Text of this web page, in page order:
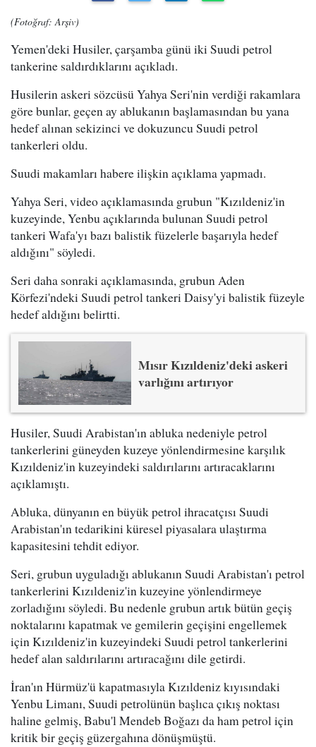
(Fotoğraf: Arşiv)
Yemen'deki Husiler, çarşamba günü iki Suudi petrol
tankerine saldırdıklarını açıkladı.
Husilerin askeri sözcüsü Yahya Seri'nin verdiği rakamlara
göre bunlar, geçen ay ablukanın başlamasından bu yana
hedef alınan sekizinci ve dokuzuncu Suudi petrol
tankerleri oldu.
Suudi makamları habere ilişkin açıklama yapmadı.
Yahya Seri, video açıklamasında grubun "Kızıldeniz'in
kuzeyinde, Yenbu açıklarında bulunan Suudi petrol
tankeri Wafa'yı bazı balistik füzelerle başarıyla hedef
aldığını" söyledi.
Seri daha sonraki açıklamasında, grubun Aden
Körfezi'ndeki Suudi petrol tankeri Daisy'yi balistik füzeyle
hedef aldığını belirtti.
Mısır Kızıldeniz'deki askeri
varlığını artırıyor
Husiler, Suudi Arabistan'ın abluka nedeniyle petrol
tankerlerini güneyden kuzeye yönlendirmesine karşılık
Kızıldeniz'in kuzeyindeki saldırılarını artıracaklarını
açıklamıştı.
Abluka, dünyanın en büyük petrol ihracatçısı Suudi
Arabistan'ın tedarikini küresel piyasalara ulaştırma
kapasitesini tehdit ediyor.
Seri, grubun uyguladığı ablukanın Suudi Arabistan'ı petrol
tankerlerini Kızıldeniz'in kuzeyine yönlendirmeye
zorladığını söyledi. Bu nedenle grubun artık bütün geçiş
noktalarını kapatmak ve gemilerin geçişini engellemek
için Kızıldeniz'in kuzeyindeki Suudi petrol tankerlerini
hedef alan saldırılarını artıracağını dile getirdi.
İran'ın Hürmüz'ü kapatmasıyla Kızıldeniz kıyısındaki
Yenbu Limanı, Suudi petrolünün başlıca çıkış noktası
haline gelmiş, Babu'l Mendeb Boğazı da ham petrol için
kritik bir geçiş güzergahına dönüşmüştü.